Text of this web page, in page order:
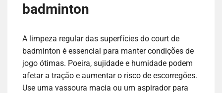
badminton
A limpeza regular das superfícies do court de
badminton é essencial para manter condições de
jogo ótimas. Poeira, sujidade e humidade podem
afetar a tração e aumentar o risco de escorregões.
Use uma vassoura macia ou um aspirador para